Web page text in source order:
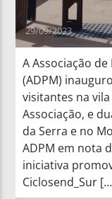
29/09/2023
A Associação
(ADPM)
visitantes na
Associação, e
da Serra e no
ADPM em nota
iniciativa
Ciclosend_Sur